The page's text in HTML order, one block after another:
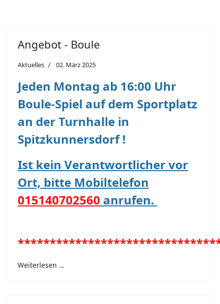
Angebot - Boule
Aktuelles 02. März 2025
Jeden Montag ab 16:00 Uhr
Boule-Spiel auf dem Sportplatz
an der Turnhalle in
Spitzkunnersdorf !
Ist kein Verantwortlicher vor
Ort, bitte Mobiltelefon
015140702560 anrufen.
Weiterlesen …